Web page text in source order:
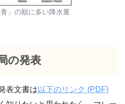
」の順に多い降水量
の発表
表文書は 以下のリンク (PDF)